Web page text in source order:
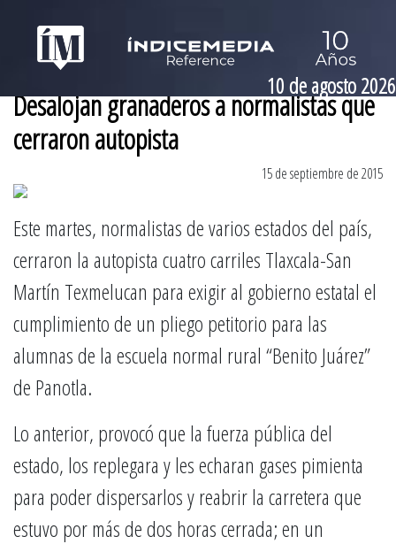
10 de agosto 2026
Desalojan granaderos a normalistas que
cerraron autopista
15 de septiembre de 2015
Este martes, normalistas de varios estados del país,
cerraron la autopista cuatro carriles Tlaxcala-San
Martín Texmelucan para exigir al gobierno estatal el
cumplimiento de un pliego petitorio para las
alumnas de la escuela normal rural “Benito Juárez”
de Panotla.
Lo anterior, provocó que la fuerza pública del
estado, los replegara y les echaran gases pimienta
para poder dispersarlos y reabrir la carretera que
estuvo por más de dos horas cerrada; en un